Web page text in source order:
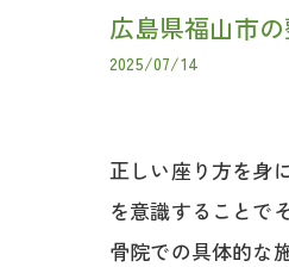
広島県福山市
2025/07/14
正しい座り方を身
を意識することで
骨院での具体的な